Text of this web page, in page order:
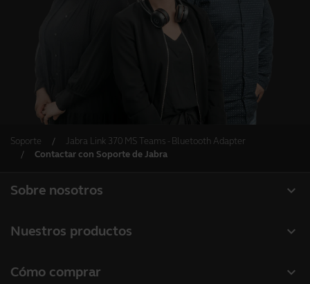
Soporte
Jabra Link 370 MS Teams - Bluetooth Adapter
Contactar con Soporte de Jabra
expand_more
Sobre nosotros
Sostenibilidad
expand_more
Nuestros productos
expand_more
Cómo comprar